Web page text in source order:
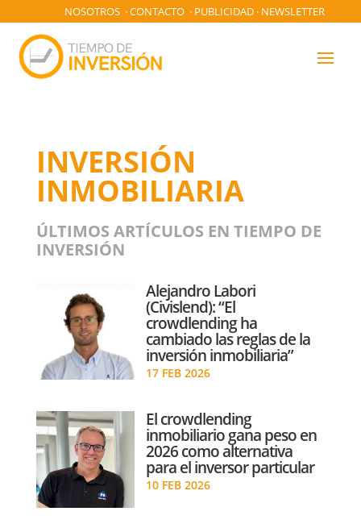
NOSOTROS ·CONTACTO · PUBLICIDAD · NEWSLETTER
INVERSIÓN
INMOBILIARIA
ÚLTIMOS ARTÍCULOS EN TIEMPO DE
INVERSIÓN
Alejandro Labori
(Civislend): “El
crowdlending ha
cambiado las reglas de la
inversión inmobiliaria”
17 FEB 2026
El crowdlending
inmobiliario gana peso en
2026 como alternativa
para el inversor particular
10 FEB 2026